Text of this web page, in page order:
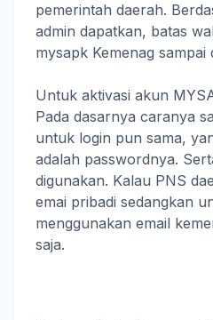
pemerintah daerah.
admin dapatkan, batas
mysapk Kemenag sampai
Untuk aktivasi akun
Pada dasarnya caranya
untuk login pun sama,
adalah passwordnya.
digunakan. Kalau PNS
emai pribadi sedangkan
menggunakan email
saja.